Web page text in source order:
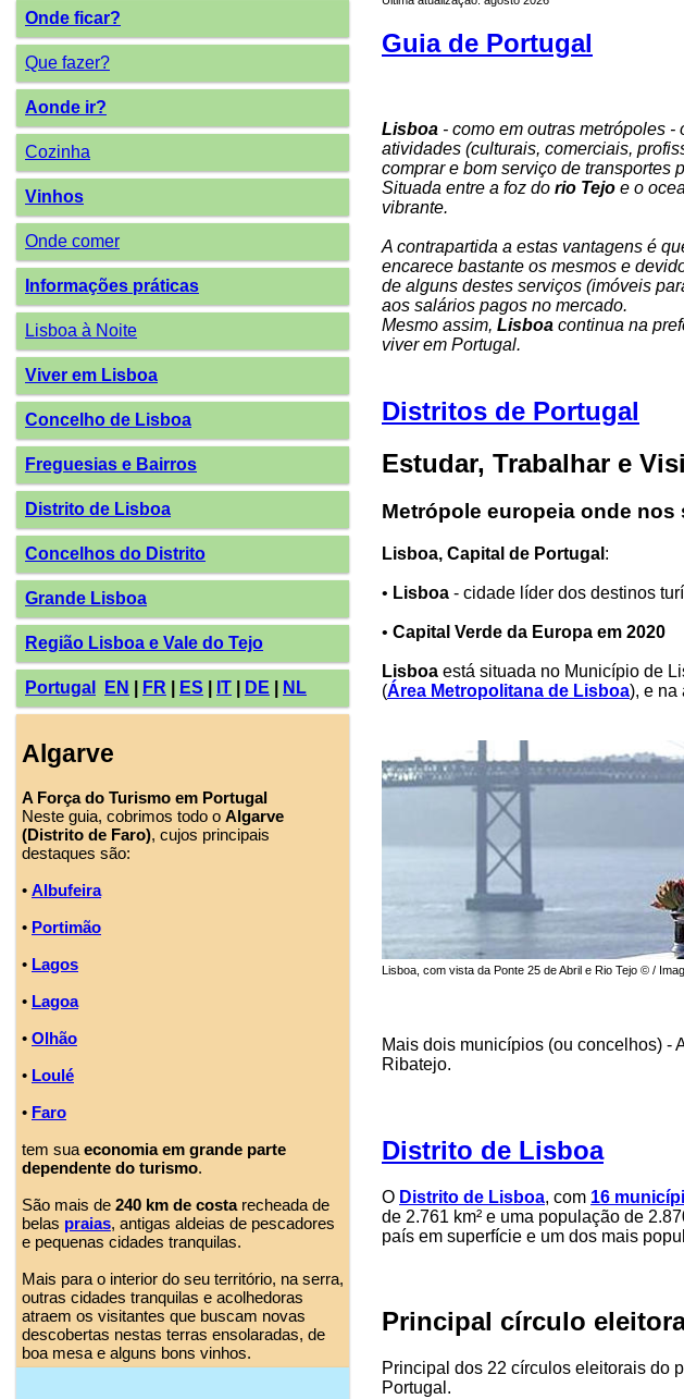
Onde ficar?
Que fazer?
Aonde ir?
Cozinha
Vinhos
Onde comer
Informações práticas
Lisboa à Noite
Viver em Lisboa
Concelho de Lisboa
Freguesias e Bairros
Distrito de Lisboa
Concelhos do Distrito
Grande Lisboa
Região Lisboa e Vale do Tejo
Portugal EN FR ES IT DE NL
Algarve
A Força do Turismo em Portugal
Neste guia, cobrimos todo o Algarve
(Distrito de Faro), cujos principais
destaques são:
• Albufeira
• Portimão
• Lagos
• Lagoa
• Olhão
• Loulé
• Faro
tem sua economia em grande parte
dependente do turismo.
São mais de 240 km de costarecheada de
belas praias, antigas aldeias de pescadores
e pequenas cidades tranquilas.
Mais para o interior do seu território, na serra,
outras cidades tranquilas e acolhedoras
atraem os visitantes que buscam novas
descobertas nestas terras ensolaradas, de
boa mesa e alguns bons vinhos.
Guia de Portugal
Lisboa - como em outras metrópoles
atividades (culturais, comerciais,
comprar e bom serviço de transportes
Situada entre a foz do rio Tejo e o
vibrante.
A contrapartida a estas vantagens é
encarece bastante os mesmos e
de alguns destes serviços (imóveis
aos salários pagos no mercado.
Mesmo assim, Lisboa continua na
viver em Portugal.
Distritos de Portugal
Estudar, Trabalhar e
Metrópole europeia onde nos
Lisboa, Capital de Portugal :
• Lisboa - cidade líder dos destinos
• Capital Verde da Europa em 2020
Lisboa está situada no Município de
(Área Metropolitana de Lisboa), e na
Lisboa, com vista da Ponte 25 de Abril e Rio Tejo © /
Mais dois municípios (ou concelhos) -
Ribatejo.
Distrito de Lisboa
O Distrito de Lisboa, com 16
de 2.761 km² e uma população de
país em superfície e um dos mais
Principal círculo
Principal dos 22 círculos eleitorais do
Portugal.